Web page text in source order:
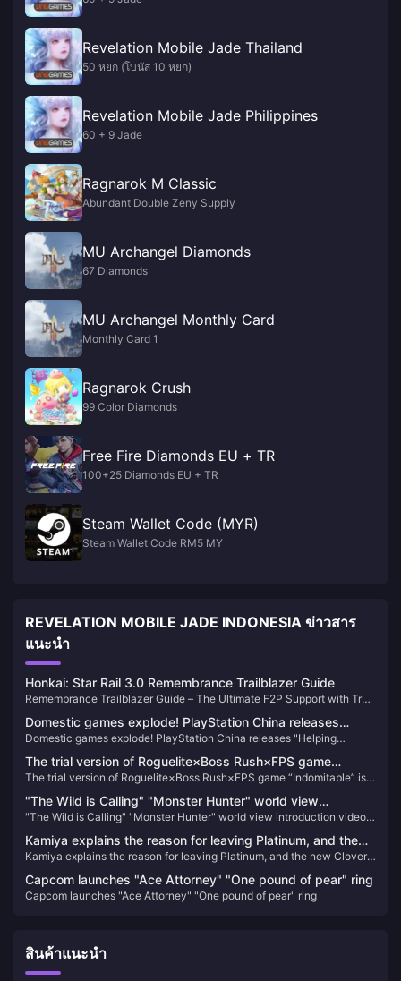
Revelation Mobile Jade Thailand
50 หยก (โบนัส 10 หยก)
Revelation Mobile Jade Philippines
60 + 9 Jade
Ragnarok M Classic
Abundant Double Zeny Supply
MU Archangel Diamonds
67 Diamonds
MU Archangel Monthly Card
Monthly Card 1
Ragnarok Crush
99 Color Diamonds
Free Fire Diamonds EU + TR
100+25 Diamonds EU + TR
Steam Wallet Code (MYR)
Steam Wallet Code RM5 MY
REVELATION MOBILE JADE INDONESIA ข่าวสาร
แนะนำ
Honkai: Star Rail 3.0 Remembrance Trailblazer Guide
Remembrance Trailblazer Guide – The Ultimate F2P Support with True
Domestic games explode! PlayStation China releases
"Helping Chinese Creations Go Global" 10th Anniversary
Short Film
Domestic games explode! PlayStation China releases "Helping
The trial version of Roguelite×Boss Rush×FPS game
“Indomitable” is online today
The trial version of Roguelite×Boss Rush×FPS game “Indomitable” is
"The Wild is Calling" "Monster Hunter" world view
introduction video released
"The Wild is Calling" "Monster Hunter" world view introduction video
Kamiya explains the reason for leaving Platinum, and the
new Clover Studio business is jointly developed
Kamiya explains the reason for leaving Platinum, and the new Clover
Capcom launches "Ace Attorney" "One pound of pear" ring
Capcom launches "Ace Attorney" "One pound of pear" ring
สินค้าแนะนำ